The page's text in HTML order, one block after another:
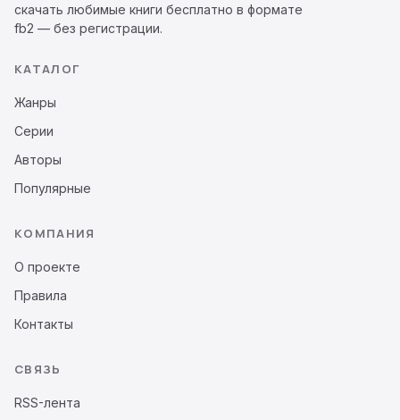
скачать любимые книги бесплатно в формате
fb2 — без регистрации.
КАТАЛОГ
Жанры
Серии
Авторы
Популярные
КОМПАНИЯ
О проекте
Правила
Контакты
СВЯЗЬ
RSS-лента